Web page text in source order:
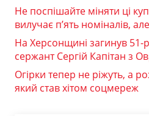
Не поспішайте міняти ці
вилучає п’ять номіналів,
На Херсонщині загинув 51-
сержант Сергій Капітан з
Огірки тепер не ріжуть, а
який став хітом соцмереж